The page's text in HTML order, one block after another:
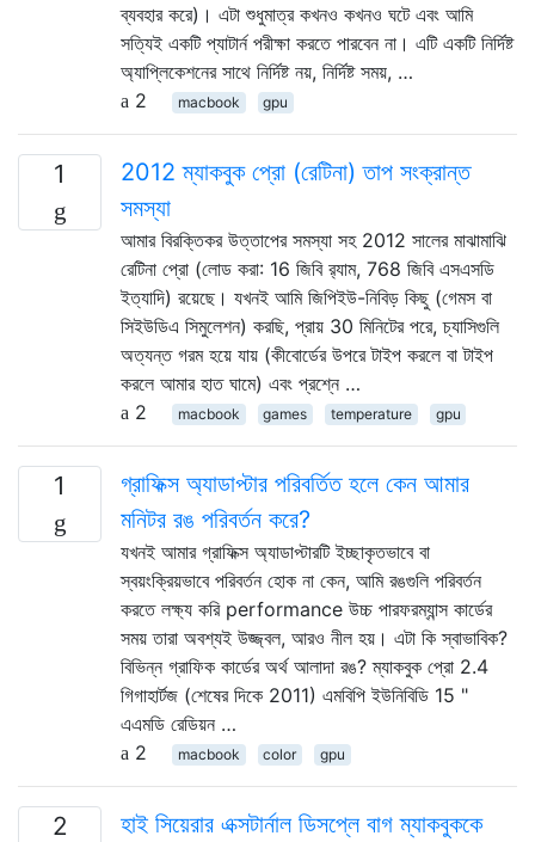
ব্যবহার করে)। এটা শুধুমাত্র কখনও কখনও ঘটে এবং আমি
সত্যিই একটি প্যাটার্ন পরীক্ষা করতে পারবেন না। এটি একটি নির্দিষ্ট
অ্যাপ্লিকেশনের সাথে নির্দিষ্ট নয়, নির্দিষ্ট সময়, …
2
macbook gpu
1
2012 ম্যাকবুক প্রো (রেটিনা) তাপ সংক্রান্ত
সমস্যা
আমার বিরক্তিকর উত্তাপের সমস্যা সহ 2012 সালের মাঝামাঝি
রেটিনা প্রো (লোড করা: 16 জিবি র‌্যাম, 768 জিবি এসএসডি
ইত্যাদি) রয়েছে। যখনই আমি জিপিইউ-নিবিড় কিছু (গেমস বা
সিইউডিএ সিমুলেশন) করছি, প্রায় 30 মিনিটের পরে, চ্যাসিগুলি
অত্যন্ত গরম হয়ে যায় (কীবোর্ডের উপরে টাইপ করলে বা টাইপ
করলে আমার হাত ঘামে) এবং প্রশ্নে …
2
macbook games temperature gpu
1
গ্রাফিক্স অ্যাডাপ্টার পরিবর্তিত হলে কেন আমার
মনিটর রঙ পরিবর্তন করে?
যখনই আমার গ্রাফিক্স অ্যাডাপ্টারটি ইচ্ছাকৃতভাবে বা
স্বয়ংক্রিয়ভাবে পরিবর্তন হোক না কেন, আমি রঙগুলি পরিবর্তন
করতে লক্ষ্য করি performance উচ্চ পারফরম্যান্স কার্ডের
সময় তারা অবশ্যই উজ্জ্বল, আরও নীল হয়। এটা কি স্বাভাবিক?
বিভিন্ন গ্রাফিক কার্ডের অর্থ আলাদা রঙ? ম্যাকবুক প্রো 2.4
গিগাহার্টজ (শেষের দিকে 2011) এমবিপি ইউনিবিডি 15 "
এএমডি রেডিয়ন …
2
macbook color gpu
2
হাই সিয়েরার এক্সটার্নাল ডিসপ্লে বাগ ম্যাকবুককে